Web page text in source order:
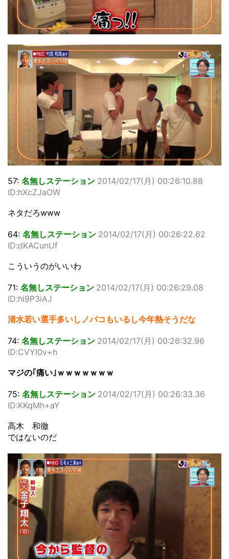
57: 名無しステーション 2014/02/17(月) 00:26:10.88
ID:hXcZJaOW
ネタだろwww
64: 名無しステーション 2014/02/17(月) 00:26:22.62
ID:dKACunUf
こういうのがいいわ
71: 名無しステーション 2014/02/17(月) 00:26:29.08
ID:hi9P3iAJ
清水若い選手多いしノバコもいるし今年熱そうだな
74: 名無しステーション 2014/02/17(月) 00:26:32.96
ID:CVYI0v+h
マジの｢痛い｣ｗｗｗｗｗｗｗ
75: 名無しステーション 2014/02/17(月) 00:26:33.36
ID:KKqMh+aY
高木 和徹
ではないのだ